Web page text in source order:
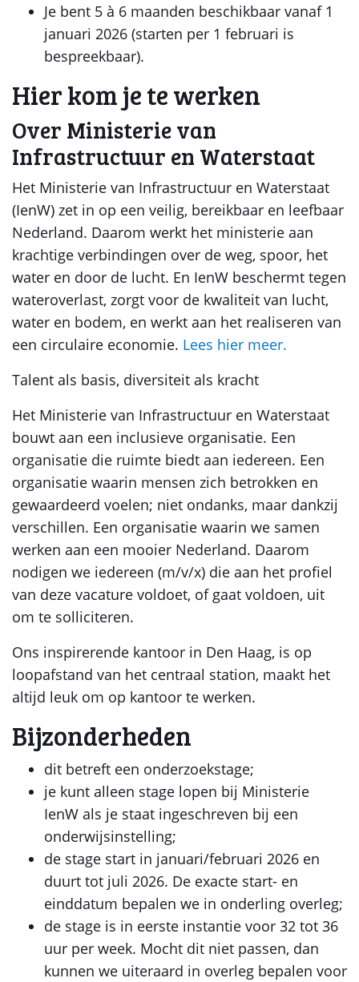
Je bent 5 à 6 maanden beschikbaar vanaf 1
januari 2026 (starten per 1 februari is
bespreekbaar).
Hier kom je te werken
Over Ministerie van
Infrastructuur en Waterstaat
Het Ministerie van Infrastructuur en Waterstaat
(IenW) zet in op een veilig, bereikbaar en leefbaar
Nederland. Daarom werkt het ministerie aan
krachtige verbindingen over de weg, spoor, het
water en door de lucht. En IenW beschermt tegen
wateroverlast, zorgt voor de kwaliteit van lucht,
water en bodem, en werkt aan het realiseren van
een circulaire economie. Lees hier meer.
Talent als basis, diversiteit als kracht
Het Ministerie van Infrastructuur en Waterstaat
bouwt aan een inclusieve organisatie. Een
organisatie die ruimte biedt aan iedereen. Een
organisatie waarin mensen zich betrokken en
gewaardeerd voelen; niet ondanks, maar dankzij
verschillen. Een organisatie waarin we samen
werken aan een mooier Nederland. Daarom
nodigen we iedereen (m/v/x) die aan het profiel
van deze vacature voldoet, of gaat voldoen, uit
om te solliciteren.
Ons inspirerende kantoor in Den Haag, is op
loopafstand van het centraal station, maakt het
altijd leuk om op kantoor te werken.
Bijzonderheden
dit betreft een onderzoekstage;
je kunt alleen stage lopen bij Ministerie
IenW als je staat ingeschreven bij een
onderwijsinstelling;
de stage start in januari/februari 2026 en
duurt tot juli 2026. De exacte start- en
einddatum bepalen we in onderling overleg;
de stage is in eerste instantie voor 32 tot 36
uur per week. Mocht dit niet passen, dan
kunnen we uiteraard in overleg bepalen voor